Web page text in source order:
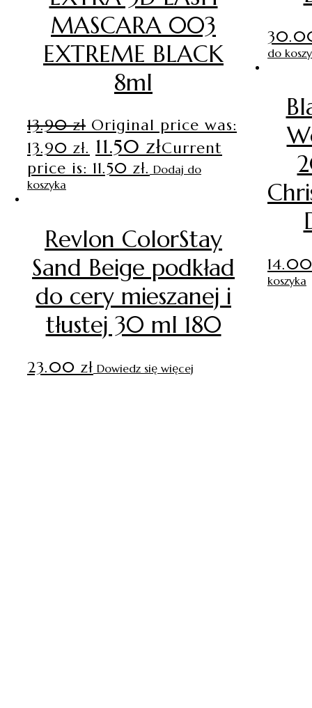
MASCARA 003
EXTREME BLACK
8ml
13.90zł Original price was:
13.90 zł. 11.50 złCurrent
price is: 11.50 zł. Dodaj do
koszyka
Revlon ColorStay
Sand Beige podkład
do cery mieszanej i
tłustej 30 ml 180
23.00 zł Dowiedz się więcej
do
koszyka